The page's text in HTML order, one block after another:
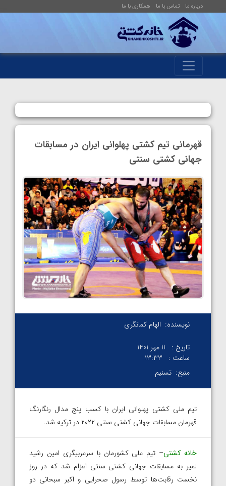
درباره ما تماس با ما همکاری با ما
قهرمانی تیم کشتی پهلوانی ایران در مسابقات
جهانی کشتی سنتی
نویسنده: الهام کمانگری
تاریخ :
11 مهر 1401
ساعت :
۱۳:۳۳
منبع: تسنیم
تیم ملی کشتی پهلوانی ایران با کسب پنج مدال رنگارنگ
قهرمان مسابقات جهانی کشتی سنتی ۲۰۲۲ در ترکیه شد.
خانه کشتی– تیم ملی کشورمان با سرمربیگری امین رشید
لمیر به مسابقات جهانی کشتی سنتی اعزام شد که در روز
نخست رقابت‌ها توسط رسول صحرایی و اکبر سبحانی دو